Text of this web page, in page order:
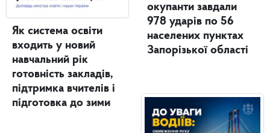
Як система освіти
входить у новий
навчальний рік
готовність закладів,
підтримка вчителів і
підготовка до зими
окупанти завдали
978 ударів по 56
населених пунктах
Запорізької області